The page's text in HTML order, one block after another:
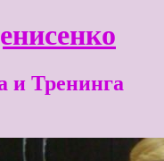
и Тренинга